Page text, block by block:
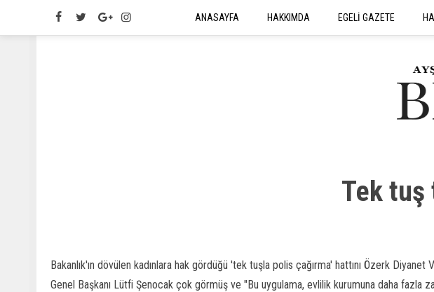
ANASAYFA HAKKIMDA EGELİ GAZETE
Tek tuş
Bakanlık'ın dövülen kadınlara hak gördüğü 'tek tuşla polis çağırma' hattını Özerk Diyanet
Genel Başkanı Lütfi Şenocak çok görmüş ve "Bu uygulama, evlilik kurumuna daha fazla